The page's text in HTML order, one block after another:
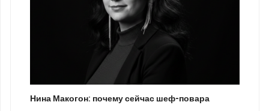
Нина Макогон: почему сейчас шеф-повара